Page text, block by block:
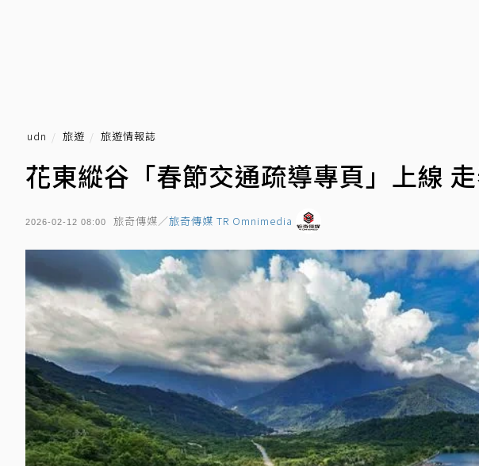
udn 旅遊 旅遊情報誌
花東縱谷「春節交通疏導專頁」上線
2026-02-12 08:00 旅奇傳媒／旅奇傳媒 TR Omnimedia